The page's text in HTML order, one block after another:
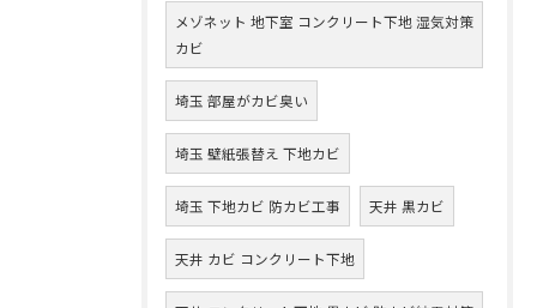
メゾネット 地下室 コンクリート下地 湿気対策
カビ
埼玉 部屋がカビ臭い
埼玉 壁紙張替え 下地カビ
埼玉 下地カビ 防カビ工事 天井 黒カビ
天井 カビ コンクリート下地